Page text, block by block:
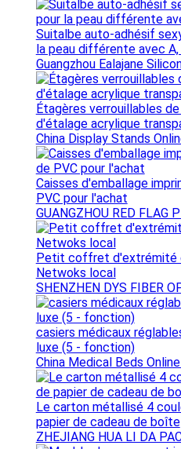
Suitalbe auto-adhésif
la peau différente avec
Guangzhou Ealajane
Étagères verrouillables
d'étalage acrylique
China Display Stands
Caisses d'emballage
PVC pour l'achat
GUANGZHOU RED FLAG
Petit coffret d'extrémité
Netwoks local
SHENZHEN DYS FIBER
casiers médicaux
luxe (5 - fonction)
China Medical Beds
Le carton métallisé 4
papier de cadeau de boîte
ZHEJIANG HUA LI DA